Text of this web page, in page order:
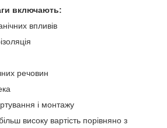
включають:
впливів
речовин
і монтажу
високу вартість порівняно з